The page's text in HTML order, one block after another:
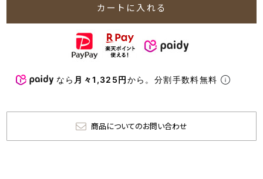
カートに入れる
なら 月々1,325円から。分割手数料無料
商品についてのお問い合わせ